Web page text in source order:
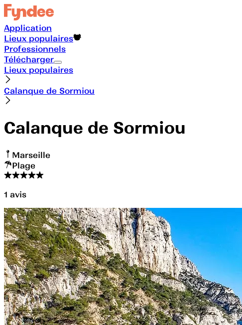
Application
Lieux populaires
Professionnels
Télécharger
Lieux populaires
Calanque de Sormiou
Calanque de Sormiou
Marseille
Plage
1 avis